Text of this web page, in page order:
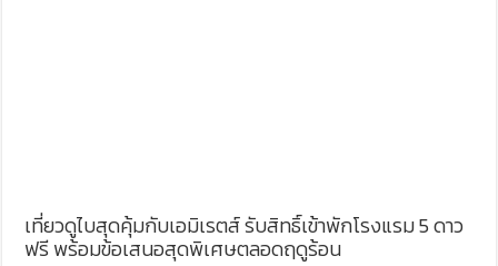
เที่ยวดูไบสุดคุ้มกับเอมิเรตส์ รับสิทธิ์เข้าพักโรงแรม 5 ดาว
ฟรี พร้อมข้อเสนอสุดพิเศษตลอดฤดูร้อน